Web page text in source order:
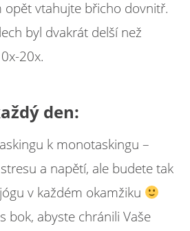
opět vtahujte břicho dovnitř.
byl dvakrát delší než
20x.
den:
k monotaskingu –
a napětí, ale budete tak
v každém okamžiku
bok, abyste chránili Vaše